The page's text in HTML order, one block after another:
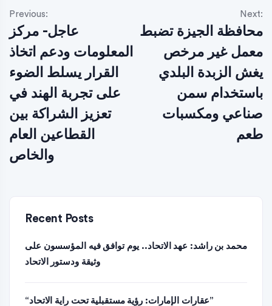
Previous:
عاجل- مركز
المعلومات ودعم اتخاذ
القرار يسلط الضوء
على تجربة الهند في
تعزيز الشراكة بين
القطاعين العام
والخاص
Next:
محافظة الجيزة تضبط
معمل غير مرخص
يغش الزبدة البلدي
باستخدام سمن
صناعي ومكسبات
طعم
Recent Posts
محمد بن راشد: عهد الاتحاد.. يوم توافق فيه المؤسسون على
وثيقة ودستور الاتحاد
“عقارات الإمارات: رؤية مستقبلية تحت راية الاتحاد”